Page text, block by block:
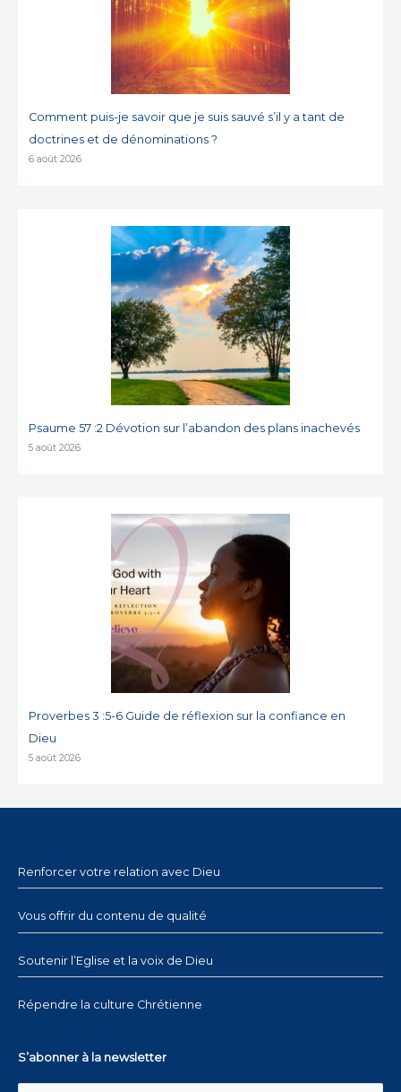
Comment puis-je savoir que je suis sauvé s’il y a tant de
doctrines et de dénominations ?
6 août 2026
Psaume 57 :2 Dévotion sur l’abandon des plans inachevés
5 août 2026
Proverbes 3 :5-6 Guide de réflexion sur la confiance en
Dieu
5 août 2026
Renforcer votre relation avec Dieu
Vous offrir du contenu de qualité
Soutenir l’Eglise et la voix de Dieu
Répendre la culture Chrétienne
S’abonner à la newsletter